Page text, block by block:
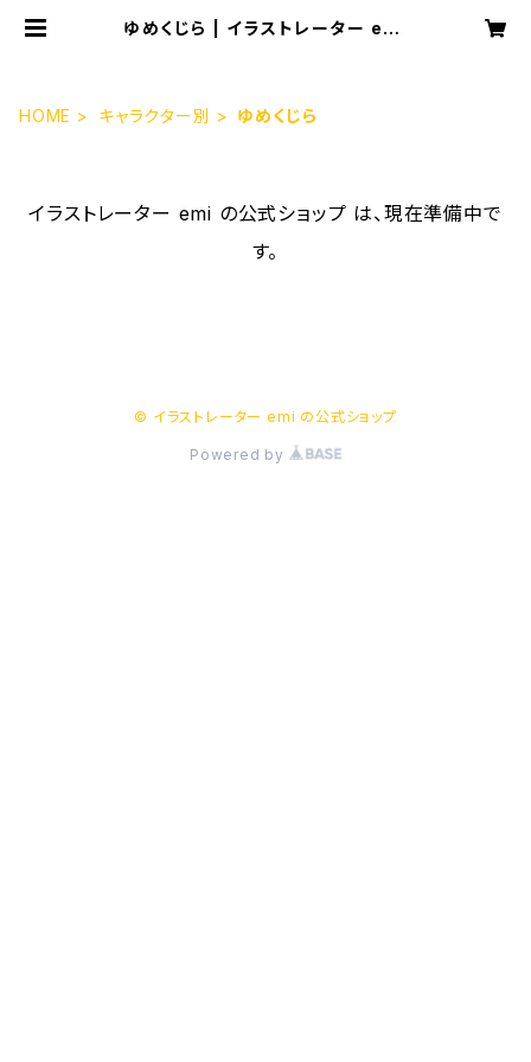
ゆめくじら | イラストレーター emi
HOME キャラクター別 ゆめくじら
イラストレーター emi の公式ショップ は、現在準備中で
す。
© イラストレーター emi の公式ショップ
Powered by